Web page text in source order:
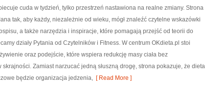
cuda w tydzień, tylko przestrzeń nastawiona na realne zmiany. Strona
tak, aby każdy, niezależnie od wieku, mógł znaleźć czytelne wskazówki
a także narzędzia i inspiracje, które pomagają przejść od teorii do
działy Pytania od Czytelników i Fitness. W centrum OKdieta.pl stoi
oraz podejście, które wspiera redukcję masy ciała bez
Zamiast narzucać jedną słuszną drogę, strona pokazuje, że dieta
będzie organizacja jedzenia, [ Read More ]